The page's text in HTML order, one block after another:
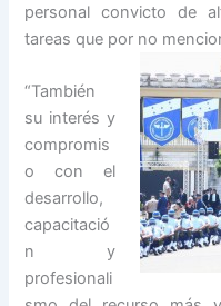
personal convicto de
tareas que por no
“También
su interés y
compromis
o con el
desarrollo,
capacitació
n y
profesionali